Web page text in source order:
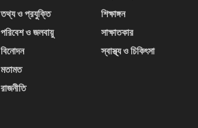
তথ্য ও প্রযুক্তি
পরিবেশ ও জলবায়ু
বিনোদন
মতামত
রাজনীতি
শিক্ষাঙ্গন
সাক্ষাতকার
স্বাস্থ্য ও চিকিৎসা